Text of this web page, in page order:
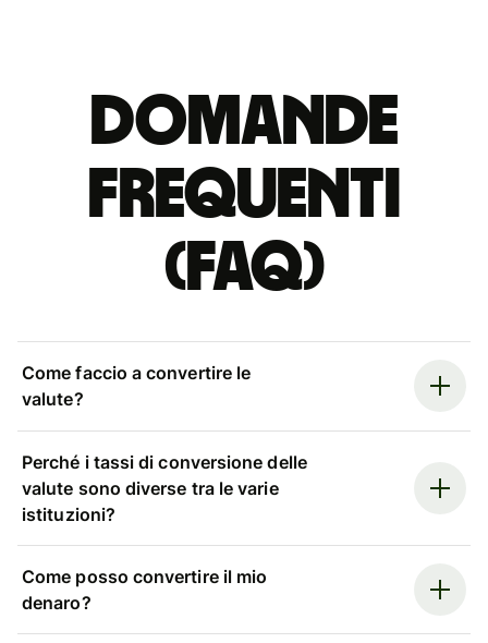
Domande
Frequenti
(FAQ)
Come faccio a convertire le
valute?
Perché i tassi di conversione delle
valute sono diverse tra le varie
istituzioni?
Come posso convertire il mio
denaro?